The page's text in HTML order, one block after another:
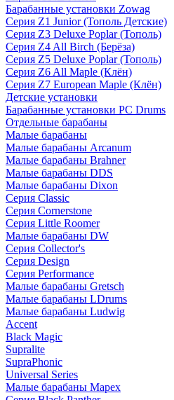
Барабанные установки Zowag
Серия Z1 Junior (Тополь Детские)
Серия Z3 Deluxe Poplar (Тополь)
Серия Z4 All Birch (Берёза)
Серия Z5 Deluxe Poplar (Тополь)
Серия Z6 All Maple (Клён)
Серия Z7 European Maple (Клён)
Детские установки
Барабанные установки PC Drums
Отдельные барабаны
Малые барабаны
Малые барабаны Arcanum
Малые барабаны Brahner
Малые барабаны DDS
Малые барабаны Dixon
Серия Classic
Серия Cornerstone
Серия Little Roomer
Малые барабаны DW
Серия Collector's
Серия Design
Серия Performance
Малые барабаны Gretsch
Малые барабаны LDrums
Малые барабаны Ludwig
Accent
Black Magic
Supralite
SupraPhonic
Universal Series
Малые барабаны Mapex